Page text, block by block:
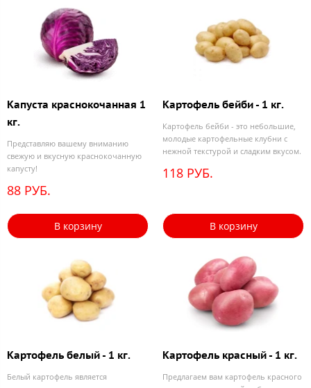
Капуста краснокочанная 1
кг.
Представляю вашему вниманию
свежую и вкусную краснокочанную
капусту!
88 РУБ.
В корзину
Картофель бейби - 1 кг.
Картофель бейби - это небольшие,
молодые картофельные клубни с
нежной текстурой и сладким вкусом.
118 РУБ.
В корзину
Картофель белый - 1 кг.
Белый картофель является
Картофель красный - 1 кг.
Предлагаем вам картофель красного